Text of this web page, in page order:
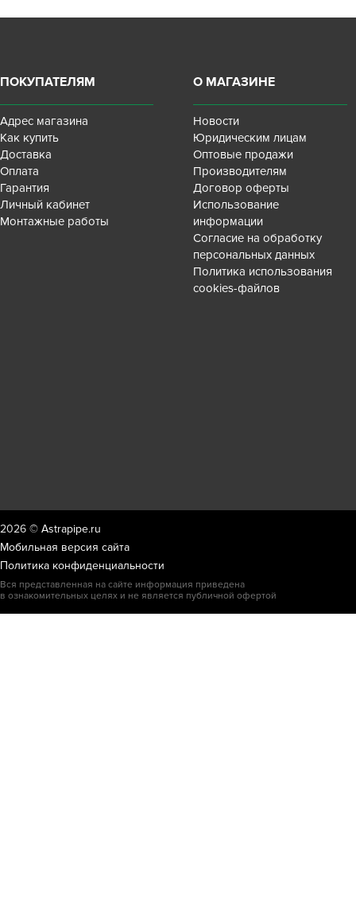
ПОКУПАТЕЛЯМ
Адрес магазина
Как купить
Доставка
Оплата
Гарантия
Личный кабинет
Монтажные работы
О МАГАЗИНЕ
Новости
Юридическим лицам
Оптовые продажи
Производителям
Договор оферты
Использование
информации
Согласие на обработку
персональных данных
Политика использования
cookies-файлов
2026 © Astrapipe.ru
Мобильная версия сайта
Политика конфиденциальности
Вся представленная на сайте информация приведена
в ознакомительных целях и не является публичной офертой